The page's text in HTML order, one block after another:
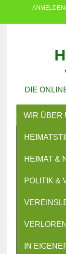
DIE
WIR ÜBER
HEIMAT &
POLITIK &
IN